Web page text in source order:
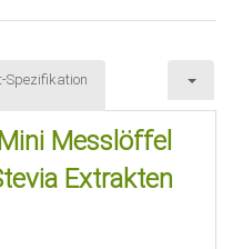
Spezifikation
Messlöffel
Extrakten